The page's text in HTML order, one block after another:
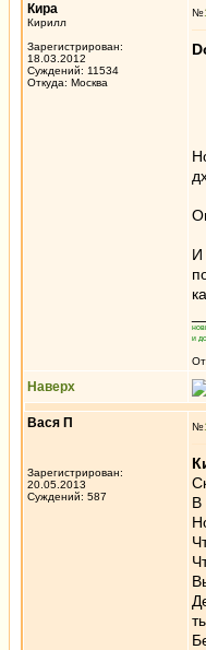
Кира
Кирилл
Зарегистрирован:
18.03.2012
Суждений: 11534
Откуда: Москва
№
И
и
Наверх
Вася П
Зарегистрирован:
20.05.2013
Суждений: 587
№
В